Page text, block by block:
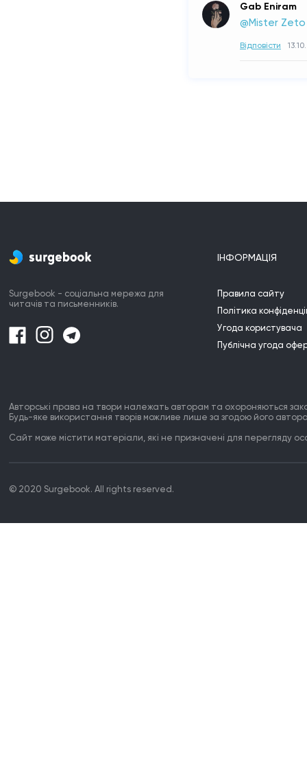
Gab Eniram
@Mister Zeto
Відповісти
Surgebook - соціальна мережа для
читачів та письменників.
ІНФОРМАЦІЯ
Правила сайту
Політика
Угода користувача
Публічна угода
Авторські права на твори належать авторам та охороняються
Будь-яке використання творів можливе лише за згодою його
Сайт може містити матеріали, які не призначені для перегляду
© 2020 Surgebook. All rights reserved.